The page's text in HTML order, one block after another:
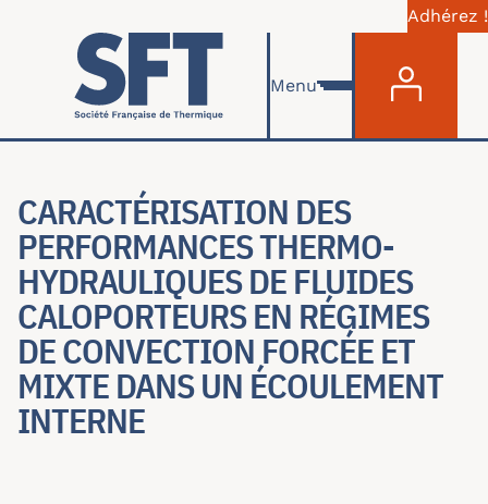
Aller au contenu principal
Adhérez !
Menu
CARACTÉRISATION DES
PERFORMANCES THERMO-
HYDRAULIQUES DE FLUIDES
CALOPORTEURS EN RÉGIMES
DE CONVECTION FORCÉE ET
MIXTE DANS UN ÉCOULEMENT
INTERNE